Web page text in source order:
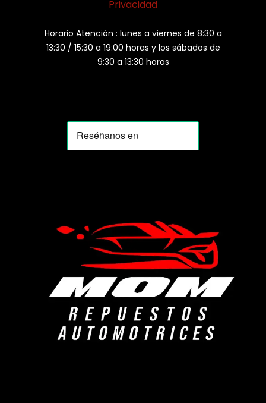
Privacidad
Horario Atención : lunes a viernes de 8:30 a
13:30 / 15:30 a 19:00 horas y los sábados de
9:30 a 13:30 horas